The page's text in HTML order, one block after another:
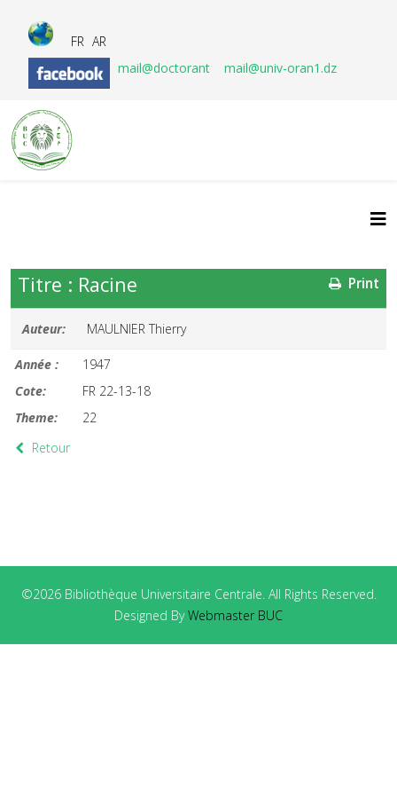
FR AR
mail@doctorant
mail@univ-oran1.dz
Print
Titre : Racine
Auteur: MAULNIER Thierry
Année :
1947
Cote:
FR 22-13-18
Theme:
22
Retour
©2026 Bibliothèque Universitaire Centrale. All Rights Reserved.
Designed ByWebmaster BUC